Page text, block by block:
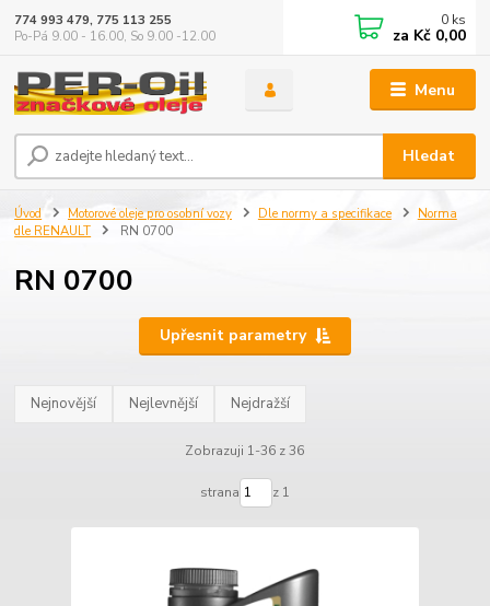
Menu
Hledat
774 993 479, 775 113 255
Po-Pá 9.00 - 16.00, So 9.00 -12.00
0 ks
za Kč 0,00
Úvod Motorové oleje pro osobní vozy Dle normy a specifikace
Norma
dle RENAULT
RN 0700
RN 0700
Upřesnit parametry
Nejnovější Nejlevnější Nejdražší
Zobrazuji 1-36 z 36
strana z 1